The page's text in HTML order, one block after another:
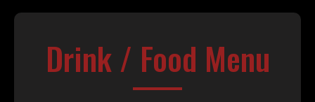
Drink / Food Menu